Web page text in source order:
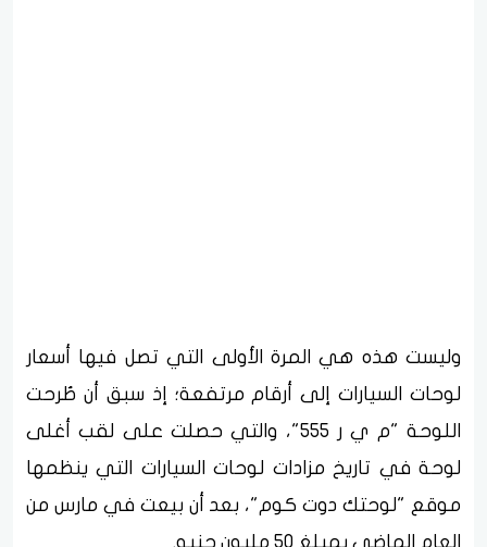
وليست هذه هي المرة الأولى التي تصل فيها أسعار
لوحات السيارات إلى أرقام مرتفعة؛ إذ سبق أن طُرحت
اللوحة "م ي ر 555"، والتي حصلت على لقب أغلى
لوحة في تاريخ مزادات لوحات السيارات التي ينظمها
موقع "لوحتك دوت كوم"، بعد أن بيعت في مارس من
العام الماضي بمبلغ 50 مليون جنيه.